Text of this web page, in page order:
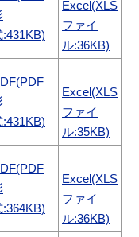
:431KB)
Excel(XLS
ファイ
ル:36KB)
:431KB)
Excel(XLS
ファイ
ル:35KB)
:364KB)
Excel(XLS
ファイ
ル:36KB)